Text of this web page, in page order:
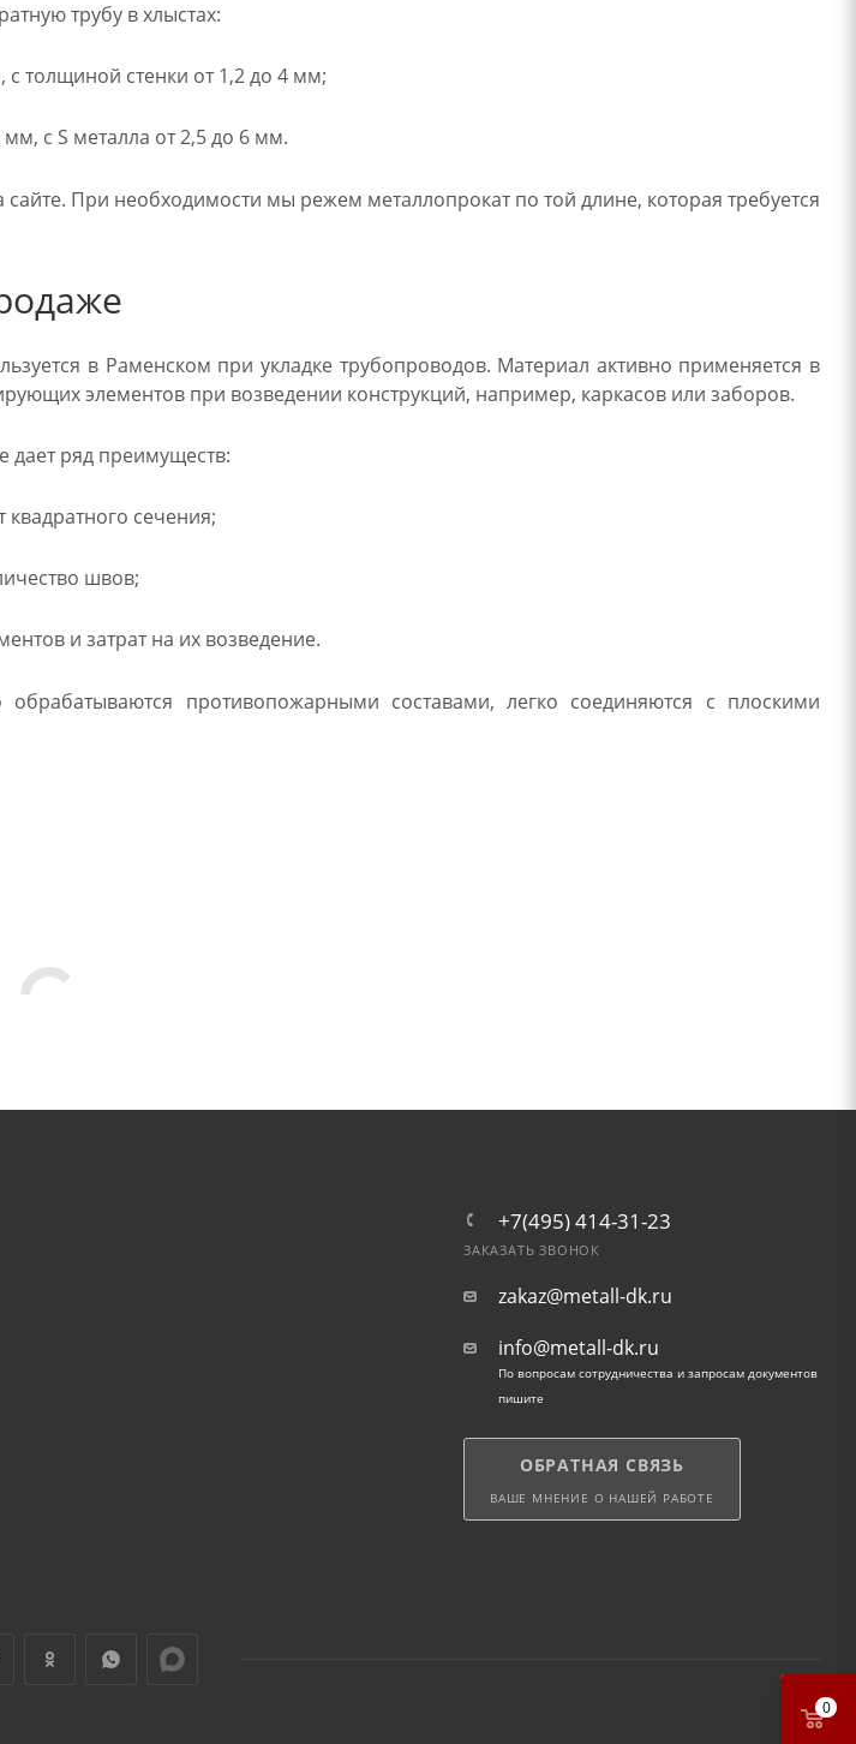
трубу в хлыстах:
толщиной стенки от 1,2 до 4 мм;
с S металла от 2,5 до 6 мм.
При необходимости мы режем металлопрокат по той длине, которая требуется
в Раменском при укладке трубопроводов. Материал активно применяется в
элементов при возведении конструкций, например, каркасов или заборов.
дает ряд преимуществ:
квадратного сечения;
швов;
и затрат на их возведение.
противопожарными составами, легко соединяются с плоскими
+7(495) 414-31-23
ЗАКАЗАТЬ ЗВОНОК
zakaz@metall-dk.ru
info@metall-dk.ru
По вопросам сотрудничества и запросам документов
пишите
ОБРАТНАЯ СВЯЗЬ
ВАШЕ МНЕНИЕ О НАШЕЙ РАБОТЕ
0